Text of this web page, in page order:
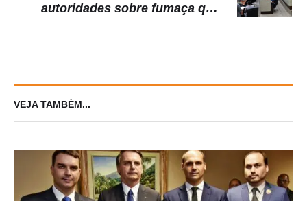
autoridades sobre fumaça que
VEJA TAMBÉM...